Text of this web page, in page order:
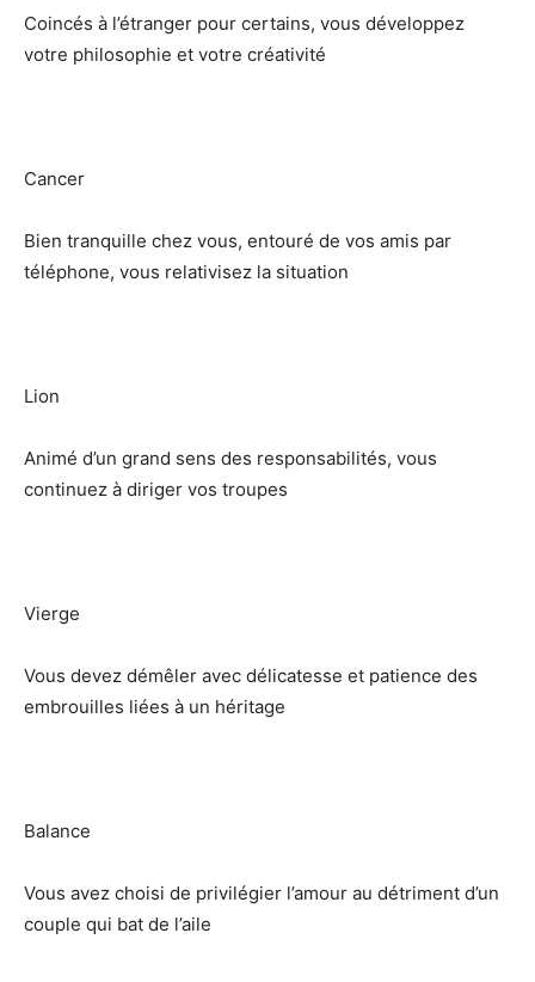
Coincés à l’étranger pour certains, vous développez
votre philosophie et votre créativité
Cancer
Bien tranquille chez vous, entouré de vos amis par
téléphone, vous relativisez la situation
Lion
Animé d’un grand sens des responsabilités, vous
continuez à diriger vos troupes
Vierge
Vous devez démêler avec délicatesse et patience des
embrouilles liées à un héritage
Balance
Vous avez choisi de privilégier l’amour au détriment d’un
couple qui bat de l’aile